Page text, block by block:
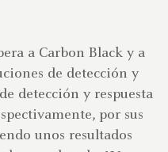
a Carbon Black y a
de detección y
detección y respuesta
por sus
unos resultados